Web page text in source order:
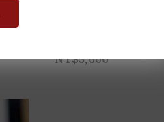
格蘭蓋瑞15年 文藝
NT$3,600